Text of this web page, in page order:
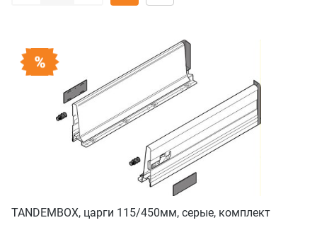
TANDEMBOX, царги 115/450мм, серые, комплект